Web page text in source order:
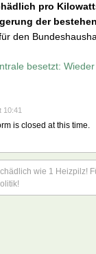
pro
der
den
besetzt:
10:41
is closed at this time.
wie 1 Heizpilz!